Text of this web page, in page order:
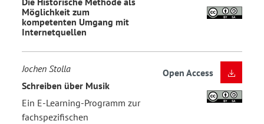
Möglichkeit zum
kompetenten Umgang mit
Internetquellen
Jochen Stolla
Schreiben über Musik
Ein E-Learning-Programm zur
fachspezifischen
Open Access